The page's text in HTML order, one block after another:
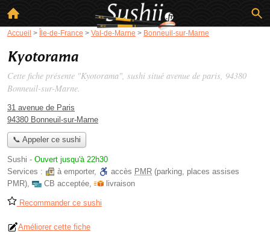
Accueil > Île-de-France > Val-de-Marne > Bonneuil-sur-Marne
Kyotorama
Cette fiche présente "Kyotorama", sushi situé avenue de paris, 94380
Bonneuil-sur-Marne.
31 avenue de Paris
94380 Bonneuil-sur-Marne
📞 Appeler ce sushi
Sushi - Ouvert jusqu'à 22h30
Services :
à emporter, accès PMR (parking, places assises
PMR), CB acceptée, livraison
Recommander ce sushi
Améliorer cette fiche